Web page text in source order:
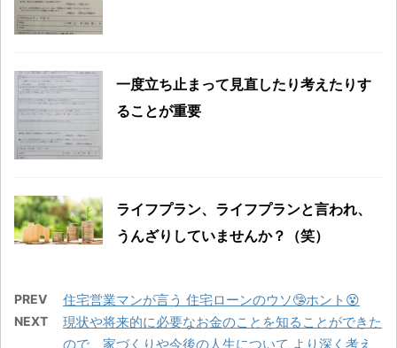
一度立ち止まって見直したり考えたりす
ることが重要
ライフプラン、ライフプランと言われ、
うんざりしていませんか？（笑）
PREV 住宅営業マンが言う 住宅ローンのウソ🤥ホント😵
NEXT
現状や将来的に必要なお金のことを知ることができた
ので、家づくりや今後の人生について より深く考え